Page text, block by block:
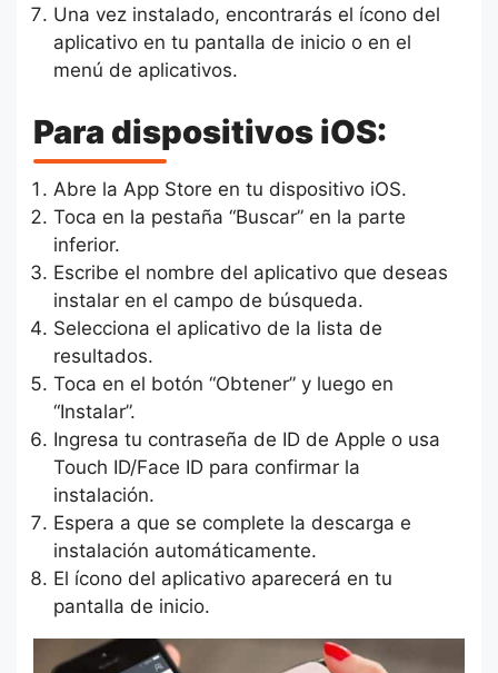
Una vez instalado, encontrarás el ícono del
aplicativo en tu pantalla de inicio o en el
menú de aplicativos.
Para dispositivos iOS:
Abre la App Store en tu dispositivo iOS.
Toca en la pestaña “Buscar” en la parte
inferior.
Escribe el nombre del aplicativo que deseas
instalar en el campo de búsqueda.
Selecciona el aplicativo de la lista de
resultados.
Toca en el botón “Obtener” y luego en
“Instalar”.
Ingresa tu contraseña de ID de Apple o usa
Touch ID/Face ID para confirmar la
instalación.
Espera a que se complete la descarga e
instalación automáticamente.
El ícono del aplicativo aparecerá en tu
pantalla de inicio.